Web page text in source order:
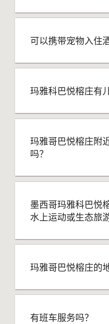
可以携带宠物入住
玛雅科巴悦榕庄有
玛雅哥巴悦榕庄附
吗？
墨西哥玛雅科巴悦
水上运动或生态旅
玛雅哥巴悦榕庄的
有班车服务吗？